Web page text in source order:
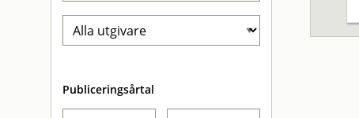
Publiceringsårtal